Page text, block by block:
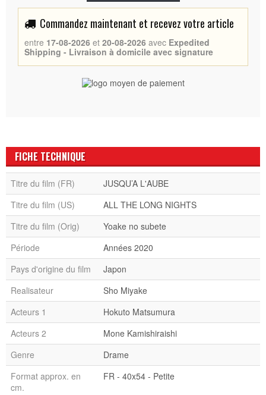
Commandez maintenant et recevez votre article
entre 17-08-2026 et 20-08-2026 avec Expedited
Shipping - Livraison à domicile avec signature
FICHE TECHNIQUE
Titre du film (FR)
JUSQU’A L'AUBE
Titre du film (US)
ALL THE LONG NIGHTS
Titre du film (Orig)
Yoake no subete
Période
Années 2020
Pays d'origine du film
Japon
Realisateur
Sho Miyake
Acteurs 1
Hokuto Matsumura
Acteurs 2
Mone Kamishiraishi
Genre
Drame
Format approx. en
cm.
FR - 40x54 - Petite